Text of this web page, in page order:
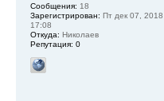
Сообщения: 18
Зарегистрирован: Пт дек 07, 2018
17:08
Откуда: Николаев
Репутация: 0